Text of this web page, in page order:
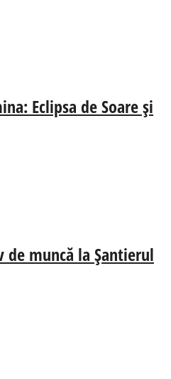
Eclipsa de Soare și
de muncă la Șantierul